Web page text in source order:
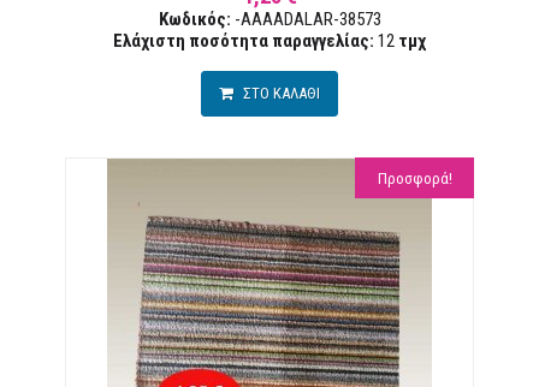
Κωδικός: -AAAADALAR-38573
Ελάχιστη ποσότητα παραγγελίας: 12 τμχ
ΣΤΟ ΚΑΛΑΘΙ
Προσφορά!